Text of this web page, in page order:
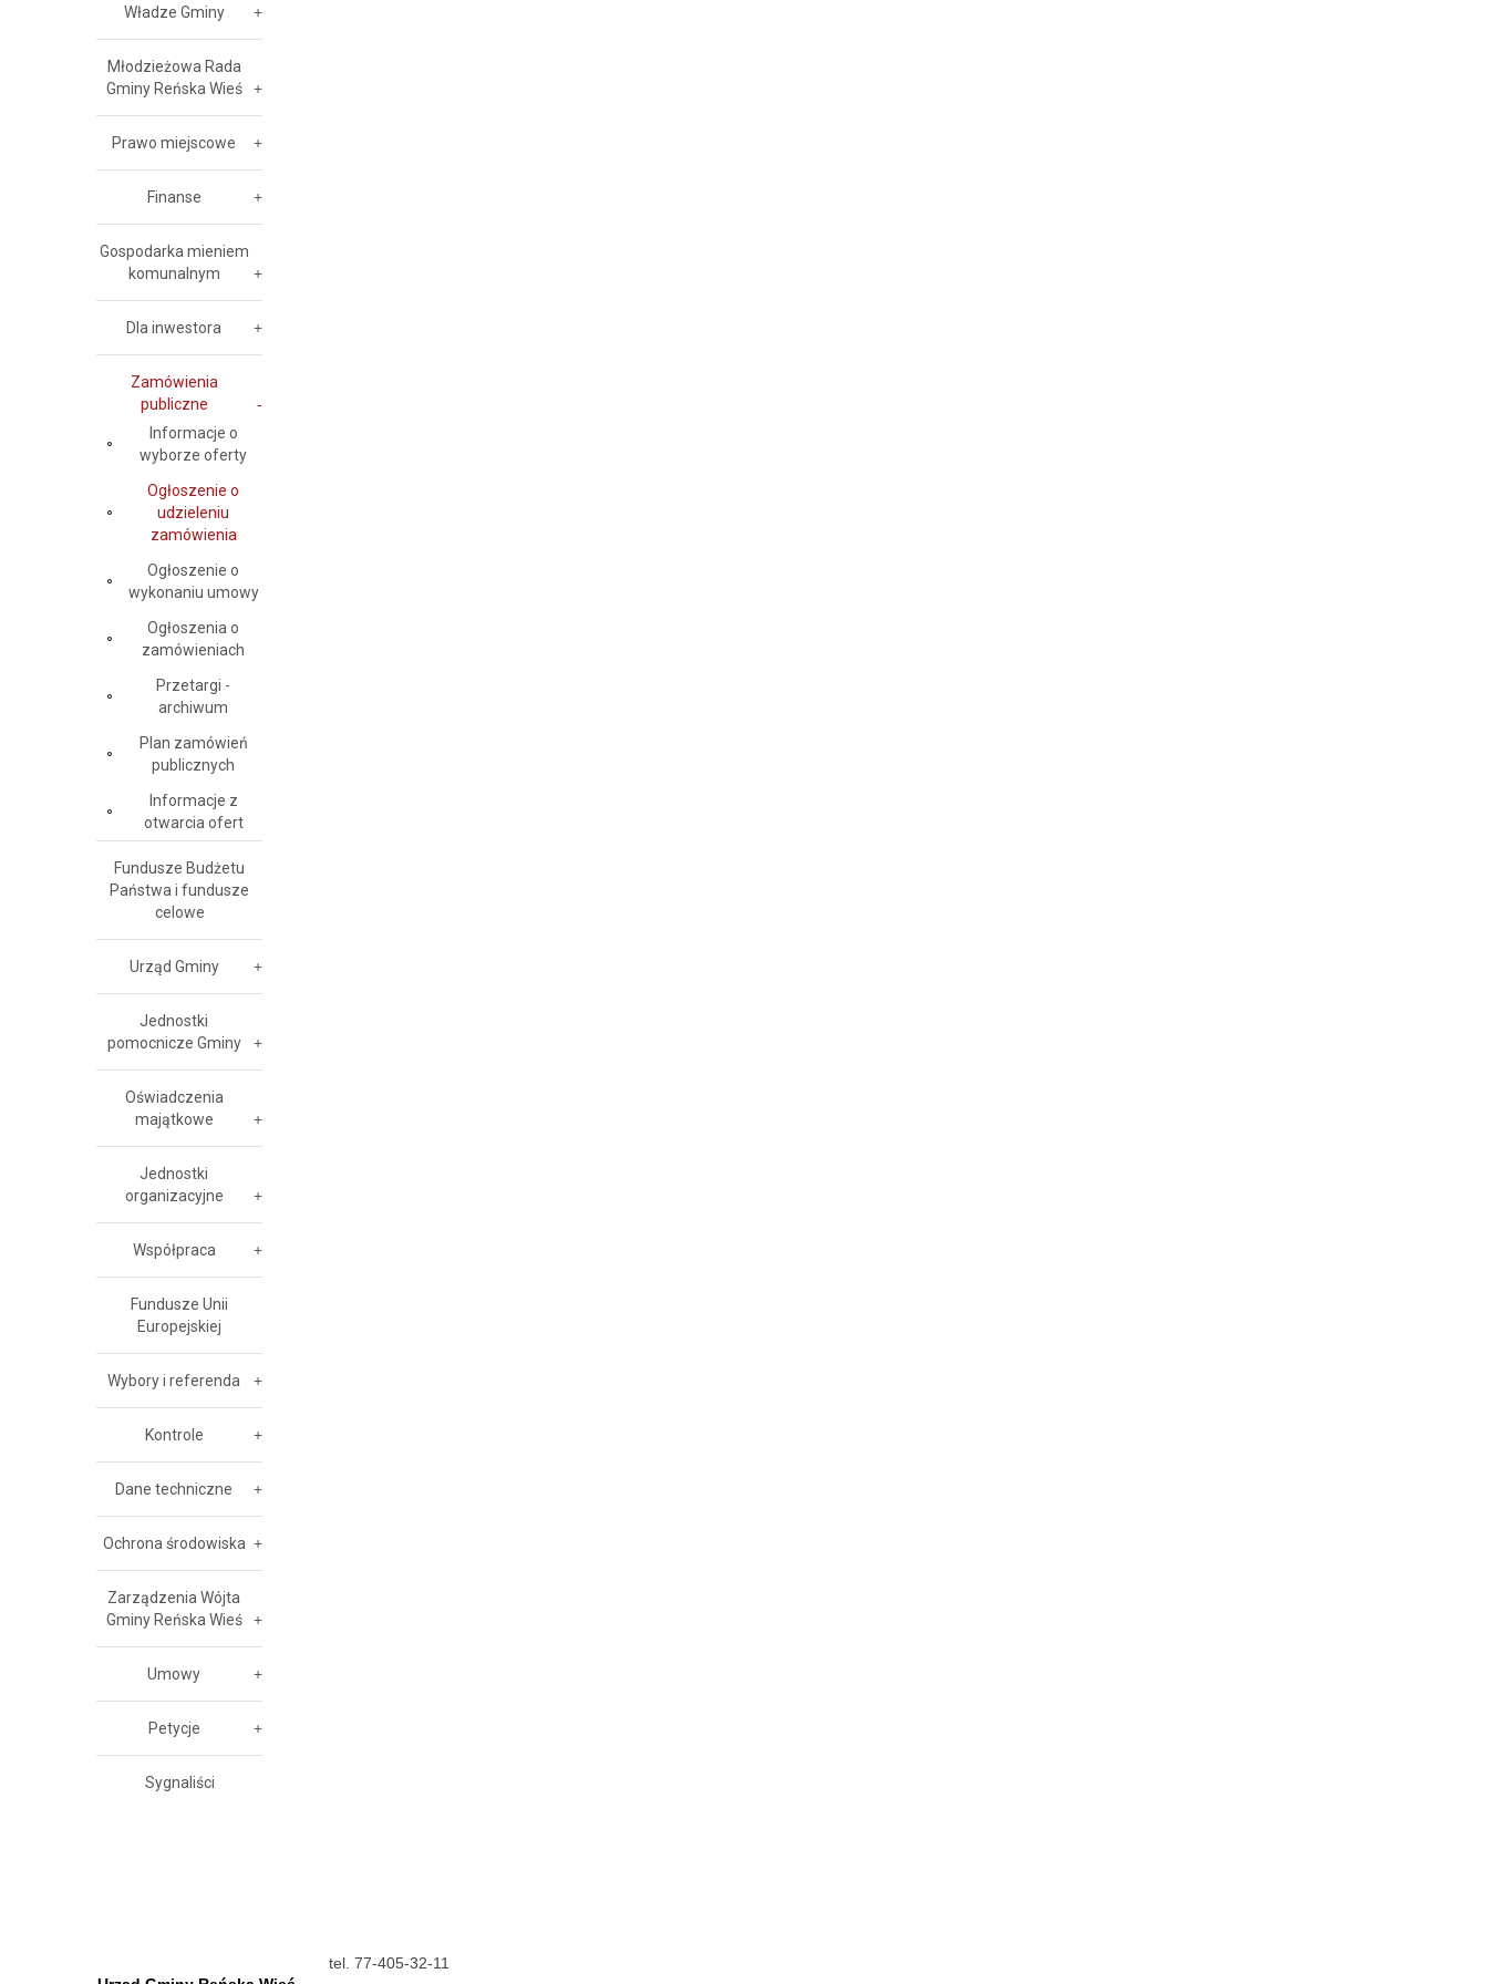
Władze Gminy
Młodzieżowa Rada
Gminy Reńska Wieś
Prawo miejscowe
Finanse
Gospodarka mieniem
komunalnym
Dla inwestora
Zamówienia
publiczne
Informacje o
wyborze oferty
Ogłoszenie o
udzieleniu
zamówienia
Ogłoszenie o
wykonaniu umowy
Ogłoszenia o
zamówieniach
Przetargi -
archiwum
Plan zamówień
publicznych
Informacje z
otwarcia ofert
Fundusze Budżetu
Państwa i fundusze
celowe
Urząd Gminy
Jednostki
pomocnicze Gminy
Oświadczenia
majątkowe
Jednostki
organizacyjne
Współpraca
Fundusze Unii
Europejskiej
Wybory i referenda
Kontrole
Dane techniczne
Ochrona środowiska
Zarządzenia Wójta
Gminy Reńska Wieś
Umowy
Petycje
Sygnaliści
tel. 77-405-32-11